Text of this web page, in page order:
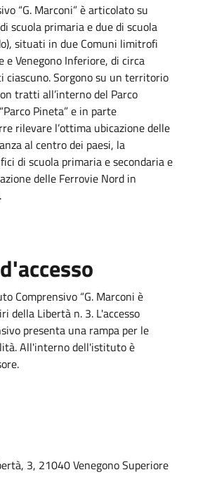
“G. Marconi” è articolato su
scuola primaria e due di scuola
situati in due Comuni limitrofi
e Venegono Inferiore, di circa
Sorgono su un territorio
tratti all’interno del Parco
Pineta” e in parte
rilevare l’ottima ubicazione delle
al centro dei paesi, la
di scuola primaria e secondaria e
delle Ferrovie Nord in
Comprensivo “G. Marconi è
della Libertà n. 3. L'accesso
presenta una rampa per le
All'interno dell'istituto è
3, 21040 Venegono Superiore